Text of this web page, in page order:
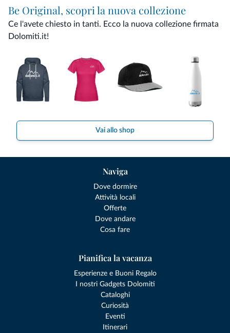
Be Original, scopri la nuova collezione
Ce l'avete chiesto in tanti. Ecco la nuova collezione firmata
Dolomiti.it!
Vai allo shop
Naviga
Dove dormire
Attività locali
Offerte
Dove andare
Cosa fare
Pianifica la vacanza
Esperienze e Buoni Regalo
I nostri Gadgets Dolomiti
Cataloghi
Curiosità
Eventi
Itinerari